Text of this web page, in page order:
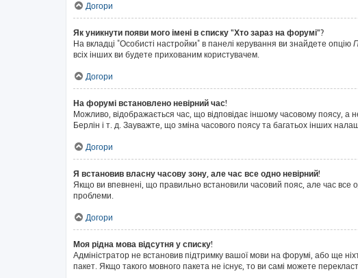
Догори
Як уникнути появи мого імені в списку "Хто зараз на форумі"?
На вкладці "Особисті настройки" в панелі керування ви знайдете опцію
всіх інших ви будете прихованим користувачем.
Догори
На форумі встановлено невірний час!
Можливо, відображається час, що відповідає іншому часовому поясу, а
Берлін і т. д. Зауважте, що зміна часового поясу та багатьох інших
Догори
Я встановив власну часову зону, але час все одно невірний!
Якщо ви впевнені, що правильно встановили часовий пояс, але час все
проблеми.
Догори
Моя рідна мова відсутня у списку!
Адміністратор не встановив підтримку вашої мови на форумі, або ще
пакет. Якщо такого мовного пакета не існує, то ви самі можете